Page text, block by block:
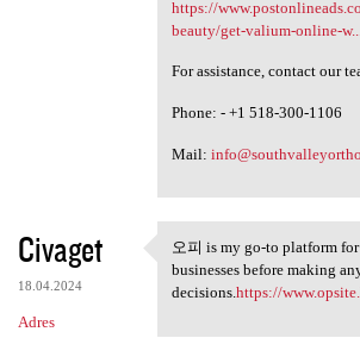
https://
beauty/get-valium-online-w...
For assistance, contact our
Phone: - +1 518-300-1106
Mail:
Civaget
18.04.2024
Adres
오피 is my go-to
오피 is my go-to platform for
businesses before making
decisions.https://